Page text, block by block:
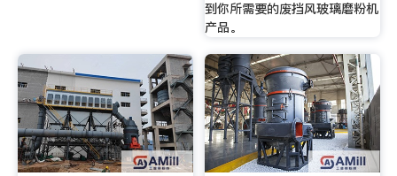
到你所需要的废挡风玻璃磨粉机
产品。